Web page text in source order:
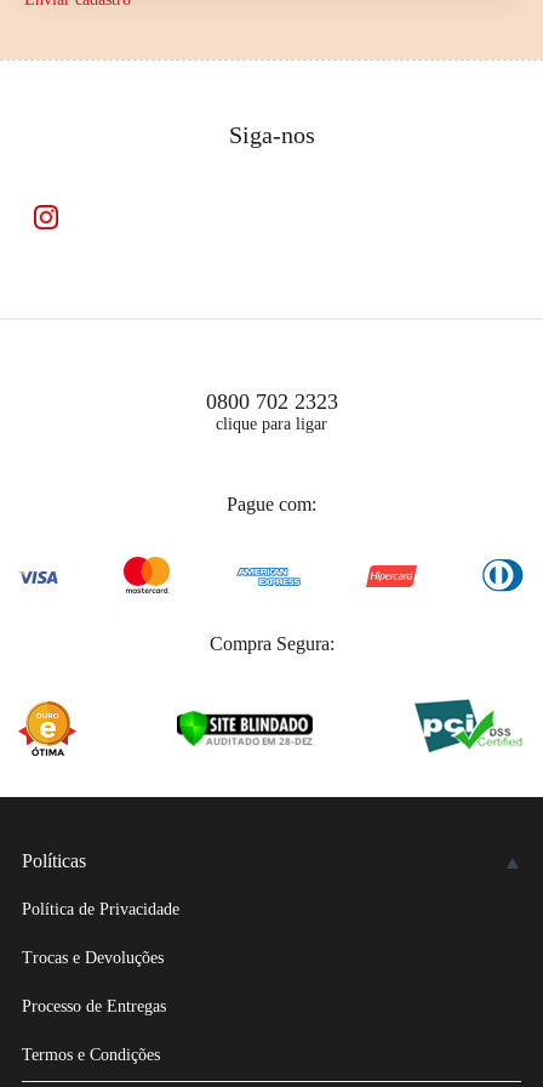
Siga-nos
0800 702 2323
clique para ligar
Pague com:
Compra Segura:
Políticas
Política de Privacidade
Trocas e Devoluções
Processo de Entregas
Termos e Condições